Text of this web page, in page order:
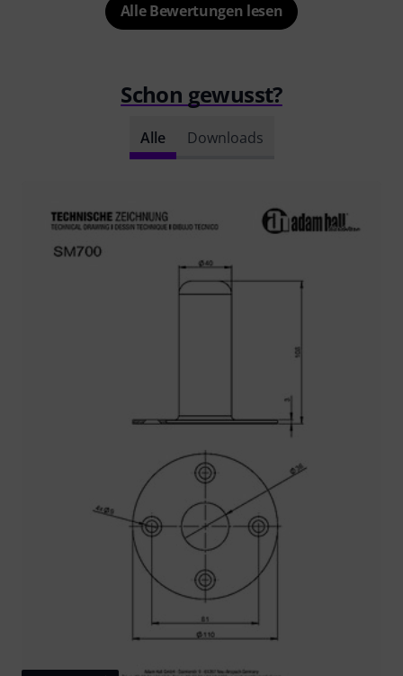
Alle Bewertungen lesen
Schon gewusst?
Alle Downloads